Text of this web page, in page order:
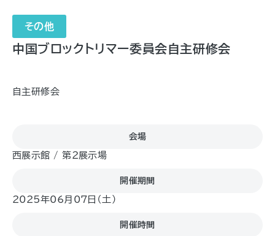
その他
中国ブロックトリマー委員会自主研修会
自主研修会
会場
西展示館 / 第２展示場
開催期間
2025年06月07日（土)
開催時間